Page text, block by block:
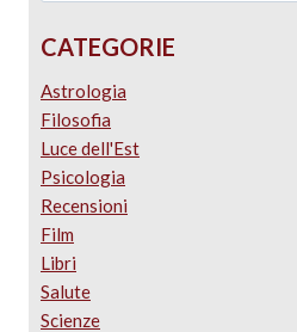
CATEGORIE
Astrologia
Filosofia
Luce dell'Est
Psicologia
Recensioni
Film
Libri
Salute
Scienze